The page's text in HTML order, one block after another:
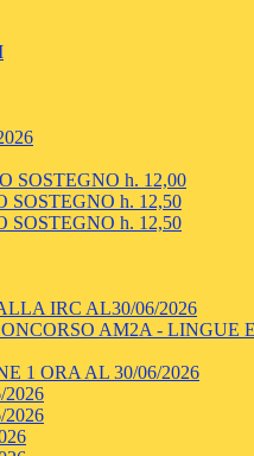
SOSTEGNO h. 12,00
SOSTEGNO h. 12,50
SOSTEGNO h. 12,50
IRC AL30/06/2026
AM2A -
1 ORA AL 30/06/2026